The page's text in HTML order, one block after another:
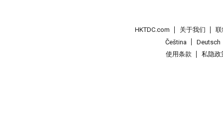
HKTDC.com 关于我们
Čeština
Deutsch
使用条款
私隐政